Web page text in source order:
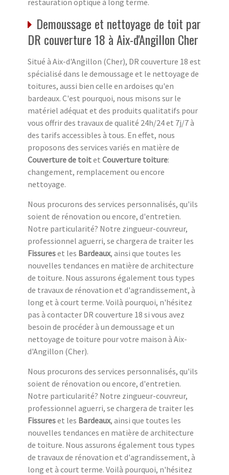
Demoussage et nettoyage de toit par
DR couverture 18 à Aix-d'Angillon Cher
Situé à Aix-d'Angillon (Cher), DR couverture 18 est
spécialisé dans le demoussage et le nettoyage de
toitures, aussi bien celle en ardoises qu'en
bardeaux. C'est pourquoi, nous misons sur le
matériel adéquat et des produits qualitatifs pour
vous offrir des travaux de qualité 24h/24 et 7j/7 à
des tarifs accessibles à tous. En effet, nous
proposons des services variés en matière de
Couverture de toitet Couverture toiture:
changement, remplacement ou encore
nettoyage.
Nous procurons des services personnalisés, qu'ils
soient de rénovation ou encore, d'entretien.
Notre particularité? Notre zingueur-couvreur,
professionnel aguerri, se chargera de traiter les
Fissureset les Bardeaux, ainsi que toutes les
nouvelles tendances en matière de architecture
de toiture. Nous assurons également tous types
de travaux de rénovation et d'agrandissement, à
long et à court terme. Voilà pourquoi, n'hésitez
pas à contacter DR couverture 18 si vous avez
besoin de procéder à un demoussage et un
nettoyage de toiture pour votre maison à Aix-
d'Angillon (Cher).
Nous procurons des services personnalisés, qu'ils
soient de rénovation ou encore, d'entretien.
Notre particularité? Notre zingueur-couvreur,
professionnel aguerri, se chargera de traiter les
Fissureset les Bardeaux, ainsi que toutes les
nouvelles tendances en matière de architecture
de toiture. Nous assurons également tous types
de travaux de rénovation et d'agrandissement, à
long et à court terme. Voilà pourquoi, n'hésitez